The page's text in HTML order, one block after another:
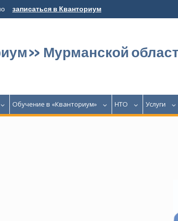
записаться в Кванториум
Мурманской
Обучение в «Кванториум» НТО Услуги